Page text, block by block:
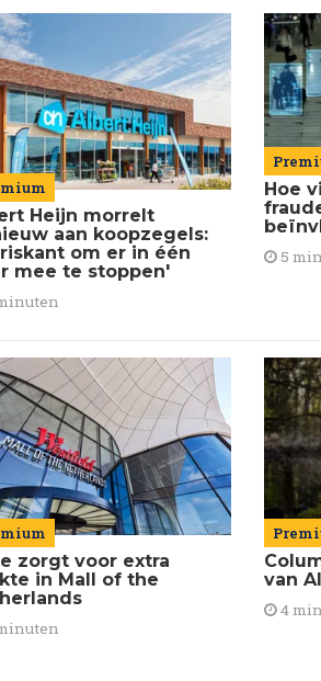
Heijn morrelt
aan koopzegels:
om er in één
mee te stoppen'
Hoe
5
zorgt voor extra
in Mall of the
van
4